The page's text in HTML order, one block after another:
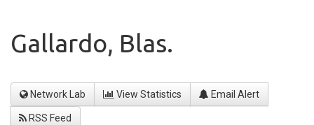
Gallardo, Blas.
Network Lab View Statistics Email Alert
RSS Feed